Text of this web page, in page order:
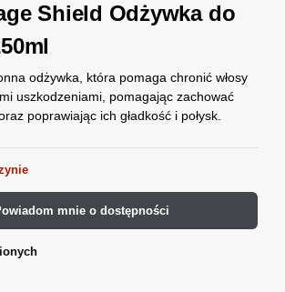
Shield Odżywka do
odżywka, która pomaga chronić włosy
uszkodzeniami, pomagając zachować
poprawiając ich gładkość i połysk.
mnie o dostępności